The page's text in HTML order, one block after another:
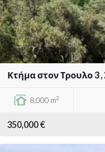
Κτήμα στον Τρουλο 3 ,
8,000 m2
350,000 €